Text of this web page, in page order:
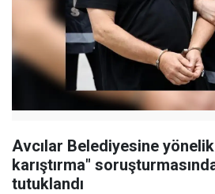
Avcılar Belediyesine
karıştırma"
tutuklandı